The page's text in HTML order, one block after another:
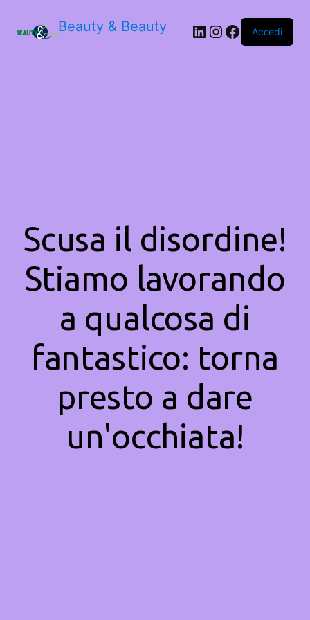
Beauty & Beauty LinkedIn
Instagram
Facebook
Accedi
Scusa il disordine!
Stiamo lavorando
a qualcosa di
fantastico: torna
presto a dare
un'occhiata!